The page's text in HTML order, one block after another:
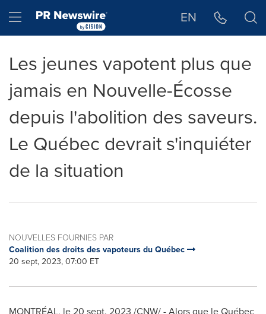
Hamburger menu EN
Les jeunes vapotent plus que
jamais en Nouvelle-Écosse
depuis l'abolition des saveurs.
Le Québec devrait s'inquiéter
de la situation
NOUVELLES FOURNIES PAR
Coalition des droits des vapoteurs du Québec
20 sept, 2023, 07:00 ET